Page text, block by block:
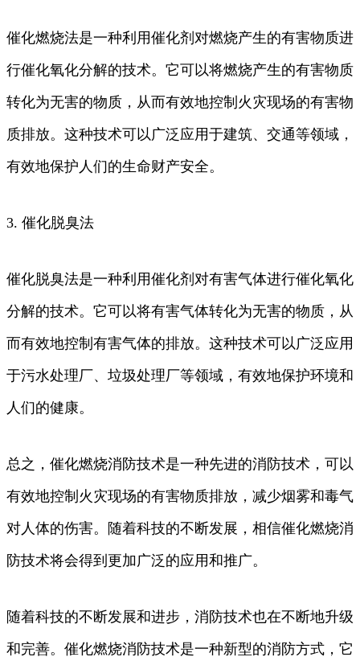
催化燃烧法是一种利用催化剂对燃烧产生的有害物质进
行催化氧化分解的技术。它可以将燃烧产生的有害物质
转化为无害的物质，从而有效地控制火灾现场的有害物
质排放。这种技术可以广泛应用于建筑、交通等领域，
有效地保护人们的生命财产安全。
3. 催化脱臭法
催化脱臭法是一种利用催化剂对有害气体进行催化氧化
分解的技术。它可以将有害气体转化为无害的物质，从
而有效地控制有害气体的排放。这种技术可以广泛应用
于污水处理厂、垃圾处理厂等领域，有效地保护环境和
人们的健康。
总之，催化燃烧消防技术是一种先进的消防技术，可以
有效地控制火灾现场的有害物质排放，减少烟雾和毒气
对人体的伤害。随着科技的不断发展，相信催化燃烧消
防技术将会得到更加广泛的应用和推广。
随着科技的不断发展和进步，消防技术也在不断地升级
和完善。催化燃烧消防技术是一种新型的消防方式，它